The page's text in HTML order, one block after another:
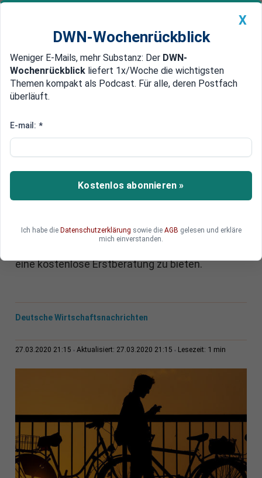
Newsticker MEIN DWN: Geldanlage Premium
Edelmetalle DWN-Magazin China
Angst vor Insolvenz oder
Hier erhalten Sie eine kostenlose
Erstberatung bei Top-Anwälten
Freiberuflern und Angestellten, die angesichts
eine kostenlose Erstberatung zu bieten.
Deutsche Wirtschaftsnachrichten
27.03.2020 21:15 Aktualisiert: 27.03.2020 21:15 Lesezeit: 1 min
X
DWN-Wochenrückblick
Weniger E-Mails, mehr Substanz: Der DWN-
Wochenrückblick liefert 1x/Woche die wichtigsten
Themen kompakt als Podcast. Für alle, deren Postfach
überläuft.
E-mail: *
Kostenlos abonnieren »
Ich habe die Datenschutzerklärung sowie die AGB gelesen und erkläre
mich einverstanden.